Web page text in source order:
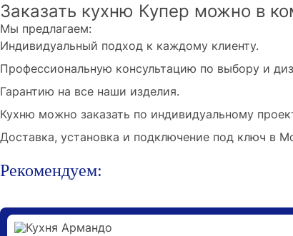
Заказать кухню Купер можно в
Мы предлагаем:
Индивидуальный подход к каждому клиенту.
Профессиональную консультацию по выбору и
Гарантию на все наши изделия.
Кухню можно заказать по индивидуальному
Доставка, установка и подключение под ключ в
Рекомендуем: